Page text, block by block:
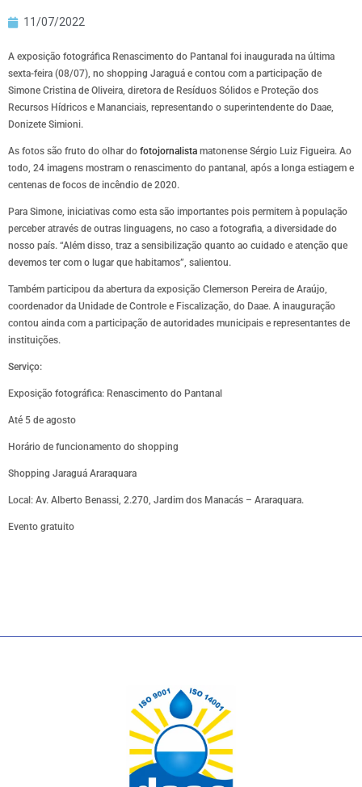
11/07/2022
A exposição fotográfica Renascimento do Pantanal foi inaugurada na última
sexta-feira (08/07), no shopping Jaraguá e contou com a participação de
Simone Cristina de Oliveira, diretora de Resíduos Sólidos e Proteção dos
Recursos Hídricos e Mananciais, representando o superintendente do Daae,
Donizete Simioni.
As fotos são fruto do olhar do fotojornalista matonense Sérgio Luiz Figueira. Ao
todo, 24 imagens mostram o renascimento do pantanal, após a longa estiagem e
centenas de focos de incêndio de 2020.
Para Simone, iniciativas como esta são importantes pois permitem à população
perceber através de outras linguagens, no caso a fotografia, a diversidade do
nosso país. “Além disso, traz a sensibilização quanto ao cuidado e atenção que
devemos ter com o lugar que habitamos”, salientou.
Também participou da abertura da exposição Clemerson Pereira de Araújo,
coordenador da Unidade de Controle e Fiscalização, do Daae. A inauguração
contou ainda com a participação de autoridades municipais e representantes de
instituições.
Serviço:
Exposição fotográfica: Renascimento do Pantanal
Até 5 de agosto
Horário de funcionamento do shopping
Shopping Jaraguá Araraquara
Local: Av. Alberto Benassi, 2.270, Jardim dos Manacás – Araraquara.
Evento gratuito